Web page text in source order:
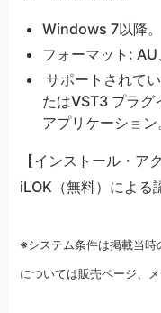
Windows 7以降。
フォーマット: AU
サポートされて
たはVST3 プラグ
アプリケーション
【インストール・ア
iLOK（無料）による
※システム条件は掲載当
については販売ページ、